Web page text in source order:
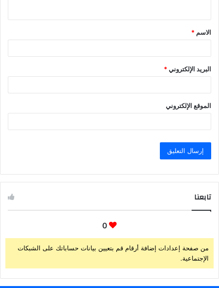
ق
*
الاسم *
البريد الإلكتروني*
الموقع الإلكتروني
تابعنا
0
من صفحة إعدادات إضافة أرقام قم بتعيين بيانات حساباتك على الشبكات
الإجتماعية.